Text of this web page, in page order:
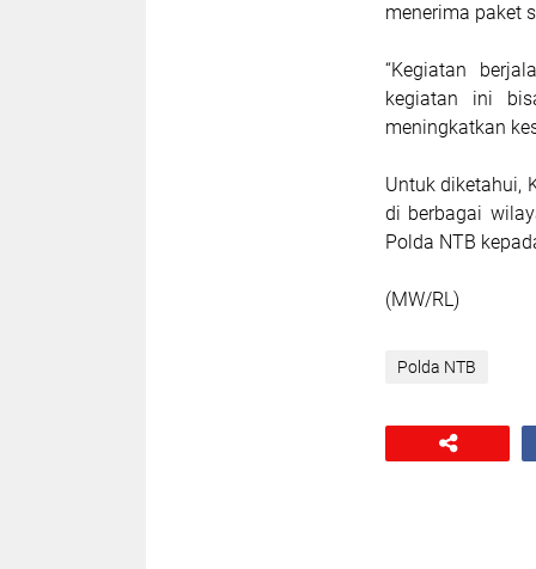
menerima paket
“Kegiatan
kegiatan ini
meningkatkan
Untuk diketahui,
di berbagai
Polda NTB
(MW/RL)
Polda NTB